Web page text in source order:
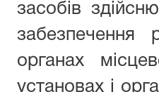
засобів
забезпечення
органах
установах і